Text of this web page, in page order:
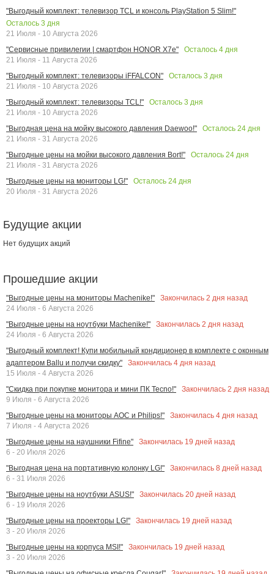
"Выгодный комплект: телевизор TCL и консоль PlayStation 5 Slim!"
Осталось 3 дня
21 Июля - 10 Августа 2026
"Сервисные привилегии | смартфон HONOR X7e"
Осталось 4 дня
21 Июля - 11 Августа 2026
"Выгодный комплект: телевизоры iFFALCON"
Осталось 3 дня
21 Июля - 10 Августа 2026
"Выгодный комплект: телевизоры TCL!"
Осталось 3 дня
21 Июля - 10 Августа 2026
"Выгодная цена на мойку высокого давления Daewoo!"
Осталось 24 дня
21 Июля - 31 Августа 2026
"Выгодные цены на мойки высокого давления Bort!"
Осталось 24 дня
21 Июля - 31 Августа 2026
"Выгодные цены на мониторы LG!"
Осталось 24 дня
20 Июля - 31 Августа 2026
Будущие акции
Нет будущих акций
Прошедшие акции
"Выгодные цены на мониторы Machenike!" Закончилась 2 дня назад
24 Июля - 6 Августа 2026
"Выгодные цены на ноутбуки Machenike!"
Закончилась 2 дня назад
24 Июля - 6 Августа 2026
"Выгодный комплект! Купи мобильный кондиционер в комплекте с оконным
адаптером Ballu и получи скидку"
Закончилась 4 дня назад
15 Июля - 4 Августа 2026
"Скидка при покупке монитора и мини ПК Tecno!"
Закончилась 2 дня назад
9 Июля - 6 Августа 2026
"Выгодные цены на мониторы AOC и Philips!"
Закончилась 4 дня назад
7 Июля - 4 Августа 2026
"Выгодные цены на наушники Fifine"
Закончилась 19 дней назад
6 - 20 Июля 2026
"Выгодная цена на портативную колонку LG!"
Закончилась 8 дней назад
6 - 31 Июля 2026
"Выгодные цены на ноутбуки ASUS!"
Закончилась 20 дней назад
6 - 19 Июля 2026
"Выгодные цены на проекторы LG!"
Закончилась 19 дней назад
3 - 20 Июля 2026
"Выгодные цены на корпуса MSI!"
Закончилась 19 дней назад
3 - 20 Июля 2026